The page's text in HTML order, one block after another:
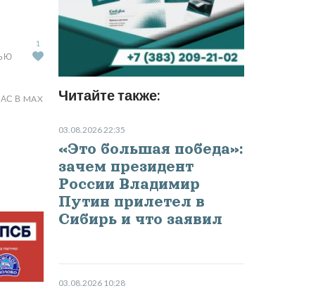
1
В MAX Читайте также:
03.08.2026 22:35
«Это большая победа»:
зачем президент
России Владимир
Путин прилетел в
Сибирь и что заявил
03.08.2026 10:28